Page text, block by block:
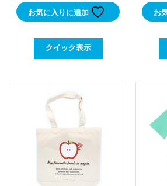
お気に入りに追加
クイック表示
お